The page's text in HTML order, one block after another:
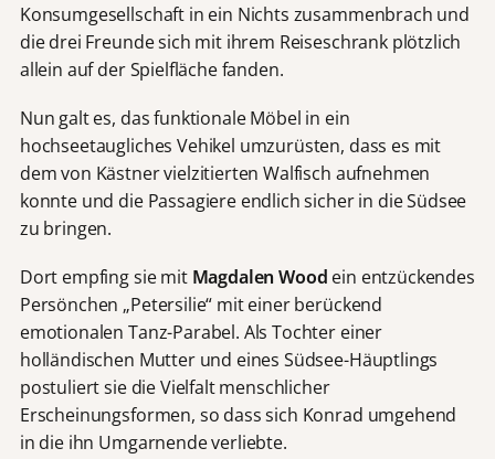
Konsumgesellschaft in ein Nichts zusammenbrach und
die drei Freunde sich mit ihrem Reiseschrank plötzlich
allein auf der Spielfläche fanden.
Nun galt es, das funktionale Möbel in ein
hochseetaugliches Vehikel umzurüsten, dass es mit
dem von Kästner vielzitierten Walfisch aufnehmen
konnte und die Passagiere endlich sicher in die Südsee
zu bringen.
Dort empfing sie mit Magdalen Wood ein entzückendes
Persönchen „Petersilie“ mit einer berückend
emotionalen Tanz-Parabel. Als Tochter einer
holländischen Mutter und eines Südsee-Häuptlings
postuliert sie die Vielfalt menschlicher
Erscheinungsformen, so dass sich Konrad umgehend
in die ihn Umgarnende verliebte.